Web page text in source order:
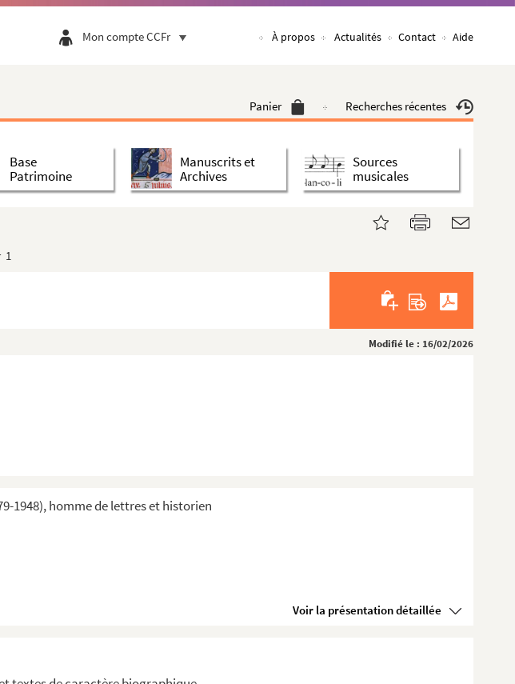
Mon compte CCFr À propos Actualités Contact Aide
Panier Recherches récentes
Base
Patrimoine
Manuscrits et
Archives
Sources
musicales
1
Modifié le : 16/02/2026
1948), homme de lettres et historien
Voir la présentation détaillée